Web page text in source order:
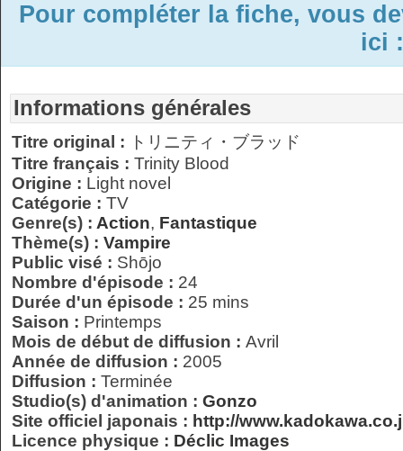
Pour compléter la fiche, vous
ici
Informations générales
Titre original :
トリニティ・ブラッド
Titre français : Trinity Blood
Origine : Light novel
Catégorie : TV
Genre(s) : Action, Fantastique
Thème(s) : Vampire
Public visé : Shōjo
Nombre d'épisode : 24
Durée d'un épisode : 25 mins
Saison : Printemps
Mois de début de diffusion : Avril
Année de diffusion : 2005
Diffusion : Terminée
Studio(s) d'animation : Gonzo
Site officiel japonais : http://
Licence physique : Déclic Images